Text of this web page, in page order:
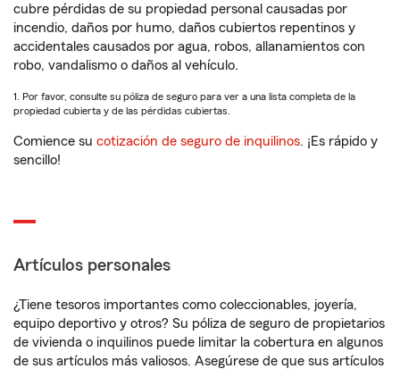
cubre pérdidas de su propiedad personal causadas por
incendio, daños por humo, daños cubiertos repentinos y
accidentales causados por agua, robos, allanamientos con
robo, vandalismo o daños al vehículo.
1. Por favor, consulte su póliza de seguro para ver a una lista completa de la
propiedad cubierta y de las pérdidas cubiertas.
Comience su cotización de seguro de inquilinos. ¡Es rápido y
sencillo!
Artículos personales
¿Tiene tesoros importantes como coleccionables, joyería,
equipo deportivo y otros? Su póliza de seguro de propietarios
de vivienda o inquilinos puede limitar la cobertura en algunos
de sus artículos más valiosos. Asegúrese de que sus artículos